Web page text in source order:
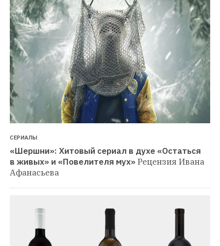
СЕРИАЛЫ
«Шершни»: Хитовый сериал в духе «Остаться
в живых» и «Повелителя мух» Рецензия Ивана
Афанасьева